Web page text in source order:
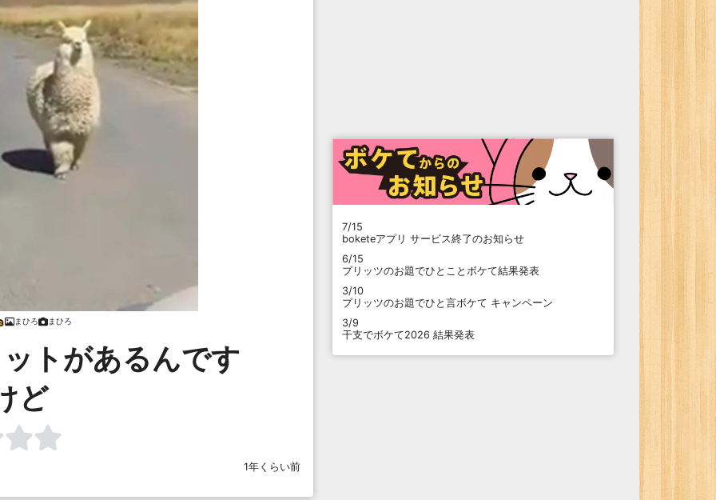
まひろ まひろ
トがあるんです
ど
1年くらい前
7/15
boketeアプリ サービス終了のお知らせ
6/15
プリッツのお題でひとことボケて結果発表
3/10
プリッツのお題でひと言ボケて キャンペーン
3/9
干支でボケて2026 結果発表